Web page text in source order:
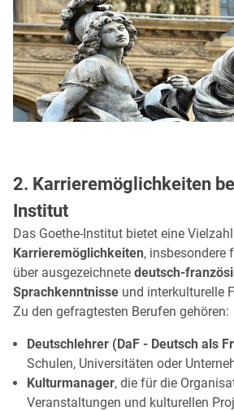
2. Karrieremöglichkeiten
Institut
Das Goethe-Institut bietet eine
Karrieremöglichkeiten, insbesondere
über ausgezeichnete deutsch-
Sprachkenntnisse und interkulturelle
Zu den gefragtesten Berufen gehören:
Deutschlehrer (DaF - Deutsch als
Schulen, Universitäten oder
Kulturmanager, die für die
Veranstaltungen und kulturellen